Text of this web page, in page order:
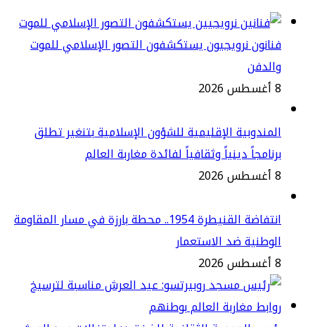
نرويجيون يستكشفون التصور الإسلامي للموت
الإقليمية للشؤون الإسلامية بتنغير تطلق
دينياً وثقافياً لفائدة مغاربة العالم
انتفاضة القنيطرة 1954.. محطة بارزة في مسار المقاومة
ضد الاستعمار